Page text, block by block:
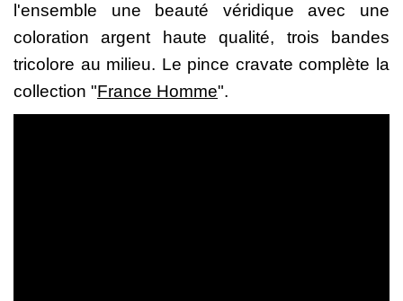
l'ensemble une beauté véridiqueavec une
coloration argent haute qualité, trois bandes
tricolore au milieu. Le pince cravatecomplète la
collection "France Homme".